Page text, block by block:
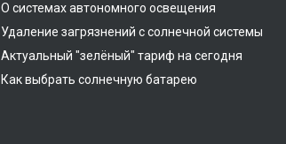
О системах автономного освещения
Удаление загрязнений с солнечной системы
Актуальный "зелёный" тариф на сегодня
Как выбрать солнечную батарею